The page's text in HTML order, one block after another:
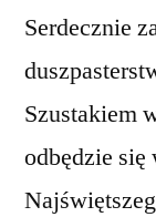
Serdecznie
Szustakiem
odbędzie